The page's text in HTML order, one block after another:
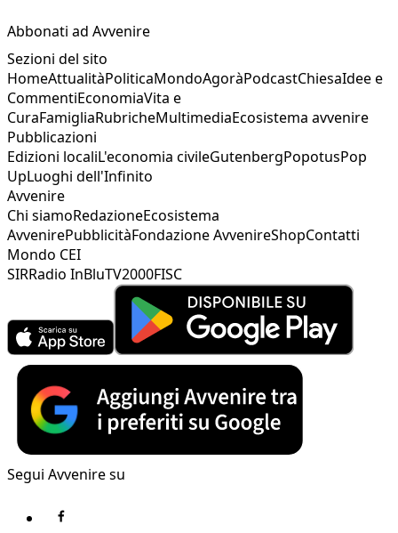
Abbonati ad Avvenire
Sezioni del sito
HomeAttualitàPoliticaMondoAgoràPodcastChiesaIdee e
CommentiEconomiaVita e
CuraFamigliaRubricheMultimediaEcosistema avvenire
Pubblicazioni
Edizioni localiL'economia civileGutenbergPopotusPop
UpLuoghi dell'Infinito
Avvenire
Chi siamoRedazioneEcosistema
AvvenirePubblicitàFondazione AvvenireShopContatti
Mondo CEI
SIRRadio InBluTV2000FISC
Segui Avvenire su